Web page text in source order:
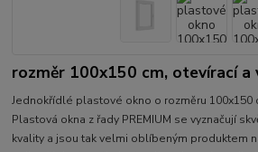
rozměr 100x150 cm, otevírací a
Jednokřídlé plastové okno o rozměru 100x150
Plastová okna z řady PREMIUM se vyznačují
kvality a jsou tak velmi oblíbeným produktem